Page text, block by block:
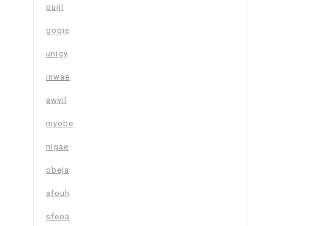
ouijl
goqie
unigy
inwae
awvil
myobe
nigae
obeja
afouh
sfeoa